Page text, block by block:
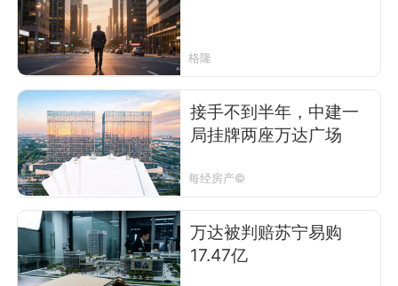
格隆
接手不到半年，中建一
局挂牌两座万达广场
每经房产©
万达被判赔苏宁易购
17.47亿